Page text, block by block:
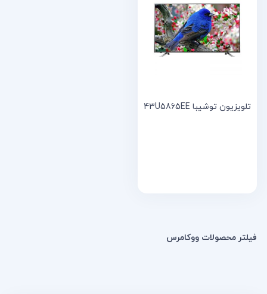
لوازم
آشپز
خانه
تلویزیون توشیبا 43U5865EE
فیلتر محصولات ووکامرس